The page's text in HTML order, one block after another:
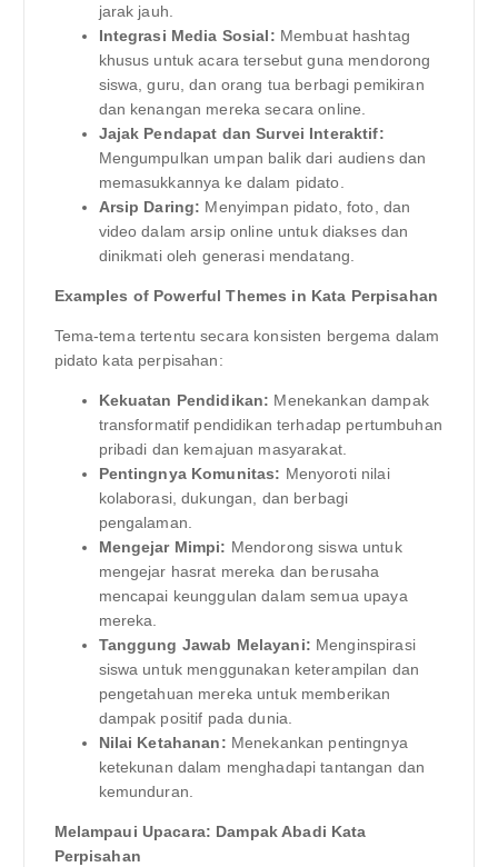
jarak jauh.
Integrasi Media Sosial: Membuat hashtag
khusus untuk acara tersebut guna mendorong
siswa, guru, dan orang tua berbagi pemikiran
dan kenangan mereka secara online.
Jajak Pendapat dan Survei Interaktif:
Mengumpulkan umpan balik dari audiens dan
memasukkannya ke dalam pidato.
Arsip Daring: Menyimpan pidato, foto, dan
video dalam arsip online untuk diakses dan
dinikmati oleh generasi mendatang.
Examples of Powerful Themes in Kata Perpisahan
Tema-tema tertentu secara konsisten bergema dalam
pidato kata perpisahan:
Kekuatan Pendidikan: Menekankan dampak
transformatif pendidikan terhadap pertumbuhan
pribadi dan kemajuan masyarakat.
Pentingnya Komunitas: Menyoroti nilai
kolaborasi, dukungan, dan berbagi
pengalaman.
Mengejar Mimpi: Mendorong siswa untuk
mengejar hasrat mereka dan berusaha
mencapai keunggulan dalam semua upaya
mereka.
Tanggung Jawab Melayani: Menginspirasi
siswa untuk menggunakan keterampilan dan
pengetahuan mereka untuk memberikan
dampak positif pada dunia.
Nilai Ketahanan: Menekankan pentingnya
ketekunan dalam menghadapi tantangan dan
kemunduran.
Melampaui Upacara: Dampak Abadi Kata
Perpisahan